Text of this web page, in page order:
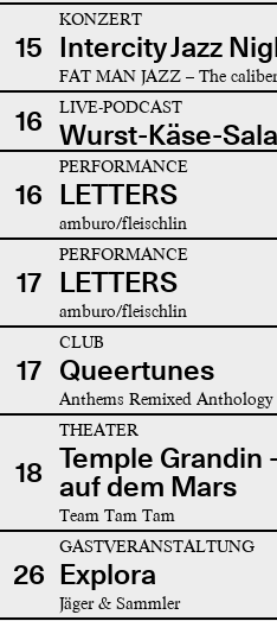
15
KONZERT
Intercity Jazz
FAT MAN JAZZ – The
16 LIVE-PODCAST
Wurst-Käse-
16
PERFORMANCE
LETTERS
amburo/fleischlin
17
PERFORMANCE
LETTERS
amburo/fleischlin
17
CLUB
Queertunes
Anthems Remixed Anthology
18
THEATER
Temple Grandin
auf dem Mars
Team Tam Tam
26
GASTVERANSTALTUNG
Explora
Jäger & Sammler